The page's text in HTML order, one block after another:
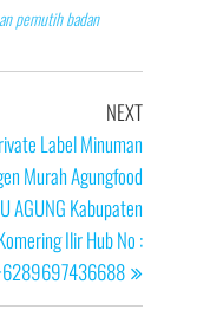
pemutih badan
Next
NEXT
Label Minuman
Murah Agungfood
AGUNG Kabupaten
Ilir Hub No :